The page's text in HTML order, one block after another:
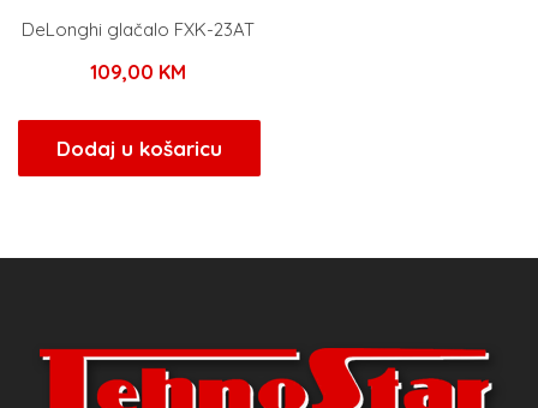
DeLonghi glačalo FXK-23AT
109,00 KM
Dodaj u košaricu